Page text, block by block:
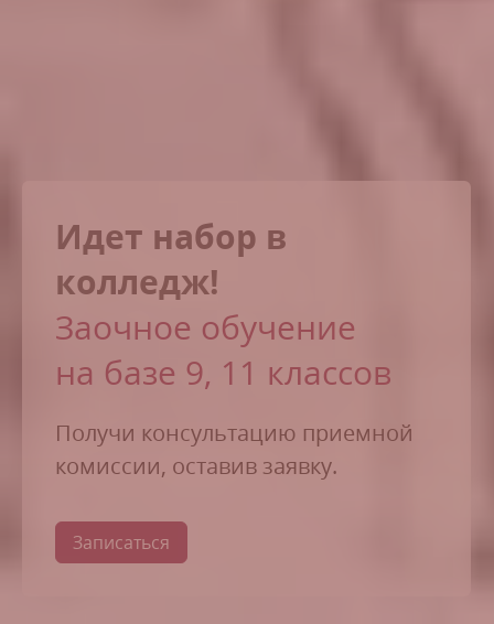
Идет набор в
колледж!
Заочное обучение
на базе 9, 11 классов
Получи консультацию приемной
комиссии, оставив заявку.
Записаться